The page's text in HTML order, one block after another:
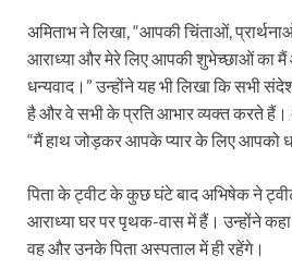
अमिताभ ने लिखा, “आपकी चिंताओं,
आराध्या और मेरे लिए आपकी शुभेच्छाओं का मैं
धन्यवाद।” उन्होंने यह भी लिखा कि सभी
है और वे सभी के प्रति आभार व्यक्त करते हैं।
“मैं हाथ जोड़कर आपके प्यार के लिए आपको
पिता के ट्वीट के कुछ घंटे बाद अभिषेक ने
आराध्या घर पर पृथक-वास में हैं। उन्होंने
वह और उनके पिता अस्पताल में ही रहेंगे।